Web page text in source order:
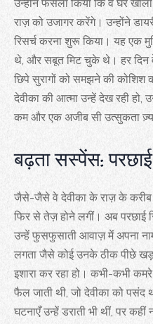
उन्होंने फैसला किया कि वे घर
राज़ को उजागर करेंगे। उन्होंने
रिसर्च करना शुरू किया। यह एक
थे, और सबूत मिट चुके थे। हर दिन
छिपे सुरागों को समझने की
देवीका की आत्मा उन्हें देख रही
कम और एक अजीब सी उत्सुकता
बढ़ता सस्पेंस:
जैसे-जैसे वे देवीका के राज़ के करीब
फिर से तेज़ होने लगीं। अब परछाई
उन्हें फुसफुसाती आवाज़ में अपना
लगता जैसे कोई उनके ठीक पीछे
इशारा कर रहा हो। कभी-कभी
फैल जाती थी, जो देवीका को पसंद
घटनाएँ उन्हें डराती भी थीं, पर